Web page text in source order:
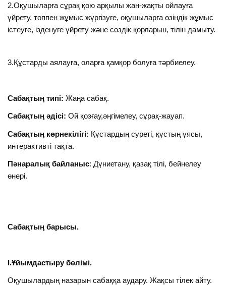
2.Оқушыларға сұрақ қою арқылы жан-жақты ойлауға
үйрету, топпен жұмыс жүргізуге, оқушыларға өзіндік жұмыс
істеуге, ізденуге үйрету және сөздік қорларын, тілін дамыту.
3.Құстарды аялауға, оларға қамқор болуға тәрбиелеу.
Сабақтың типі: Жаңа сабақ.
Сабақтың әдісі: Ой қозғау,әңгімелеу, сұрақ-жауап.
Сабақтың көрнекілігі: Құстардың суреті, құстың ұясы,
интерактивті тақта.
Пәнаралық байланыс: Дүниетану, қазақ тілі, бейнелеу
өнері.
Сабақтың барысы.
І.Ұйымдастыру бөлімі.
Оқушылардың назарын сабаққа аудару. Жақсы тілек айту.